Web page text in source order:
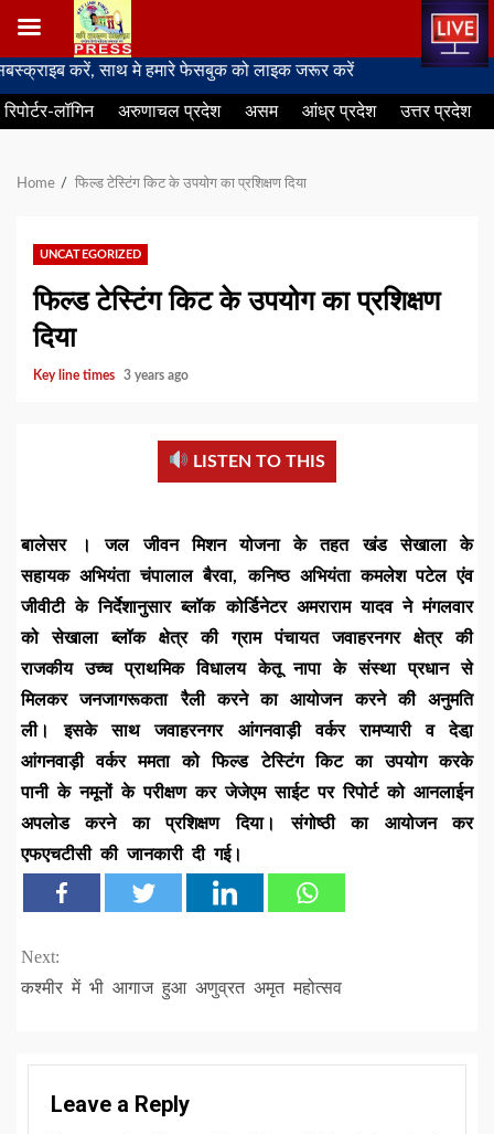
Skip
to
content
करें, साथ मे हमारे फेसबुक को लाइक जरूर करें
रिपोर्टर-लॉगिन अरुणाचल प्रदेश असम आंध्र प्रदेश उत्तर प्रदेश
Home फिल्ड टेस्टिंग किट के उपयोग का प्रशिक्षण दिया
UNCATEGORIZED
फिल्ड टेस्टिंग किट के उपयोग का प्रशिक्षण
दिया
Key line times 3 years ago
LISTEN TO THIS
बालेसर । जल जीवन मिशन योजना के तहत खंड सेखाला के
सहायक अभियंता चंपालाल बैरवा, कनिष्ठ अभियंता कमलेश पटेल एंव
जीवीटी के निर्देशानुसार ब्लॉक कोर्डिनेटर अमराराम यादव ने मंगलवार
को सेखाला ब्लॉक क्षेत्र की ग्राम पंचायत जवाहरनगर क्षेत्र की
राजकीय उच्च प्राथमिक विधालय केतू नापा के संस्था प्रधान से
मिलकर जनजागरूकता रैली करने का आयोजन करने की अनुमति
ली। इसके साथ जवाहरनगर आंगनवाड़ी वर्कर रामप्यारी व देडा़
आंगनवाड़ी वर्कर ममता को फिल्ड टेस्टिंग किट का उपयोग करके
पानी के नमूनों के परीक्षण कर जेजेएम साईट पर रिपोर्ट को आनलाईन
अपलोड करने का प्रशिक्षण दिया। संगोष्ठी का आयोजन कर
एफएचटीसी की जानकारी दी गई।
Continue
Reading
Next:
कश्मीर में भी आगाज हुआ अणुव्रत अमृत महोत्सव
Leave a Reply